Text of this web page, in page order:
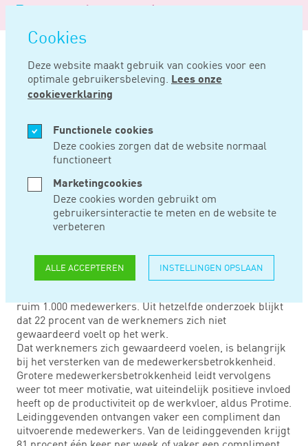
overslaan
Cookies
Deze website maakt gebruik van cookies voor een
optimale gebruikersbeleving. Lees onze
cookieverklaring
Functionele cookies
Deze cookies zorgen dat de website normaal
functioneert
Marketingcookies
Deze cookies worden gebruikt om
gebruikersinteractie te meten en de website te
verbeteren
ALLE ACCEPTEREN INSTELLINGEN OPSLAAN
Logo
Noord
Negentig
Home Nieuws Maak eens vaker een compliment
MRT 04, 2020
MAAK EENS VAKER
EEN COMPLIMENT
collega’s heeft een positieve invloed, maar een kwart van
de Nederlandse werknemers krijgt nooit complimenten
ruim 1.000 medewerkers. Uit hetzelfde onderzoek blijkt
dat 22 procent van de werknemers zich niet
gewaardeerd voelt op het werk.
Dat werknemers zich gewaardeerd voelen, is belangrijk
bij het versterken van de medewerkersbetrokkenheid.
Grotere medewerkersbetrokkenheid leidt vervolgens
weer tot meer motivatie, wat uiteindelijk positieve invloed
heeft op de productiviteit op de werkvloer, aldus Protime.
Leidinggevenden ontvangen vaker een compliment dan
uitvoerende medewerkers. Van de leidinggevenden krijgt